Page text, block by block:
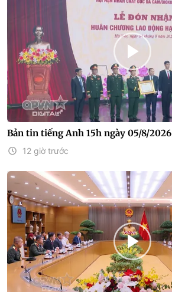
Bản tin tiếng Anh 15h ngày 05/8/2026
12 giờ trước